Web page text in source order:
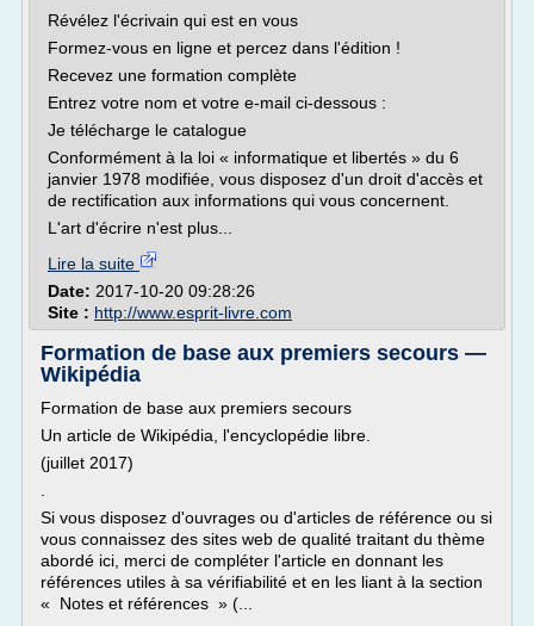
Révélez l'écrivain qui est en vous
Formez-vous en ligne et percez dans l'édition !
Recevez une formation complète
Entrez votre nom et votre e-mail ci-dessous :
Je télécharge le catalogue
Conformément à la loi « informatique et libertés » du 6
janvier 1978 modifiée, vous disposez d'un droit d'accès et
de rectification aux informations qui vous concernent.
L'art d'écrire n'est plus...
Lire la suite
Date: 2017-10-20 09:28:26
Site : http://www.esprit-livre.com
Formation de base aux premiers secours —
Wikipédia
Formation de base aux premiers secours
Un article de Wikipédia, l'encyclopédie libre.
(juillet 2017)
Si vous disposez d'ouvrages ou d'articles de référence ou si
vous connaissez des sites web de qualité traitant du thème
abordé ici, merci de compléter l'article en donnant les
références utiles à sa vérifiabilité et en les liant à la section
« Notes et références » (...